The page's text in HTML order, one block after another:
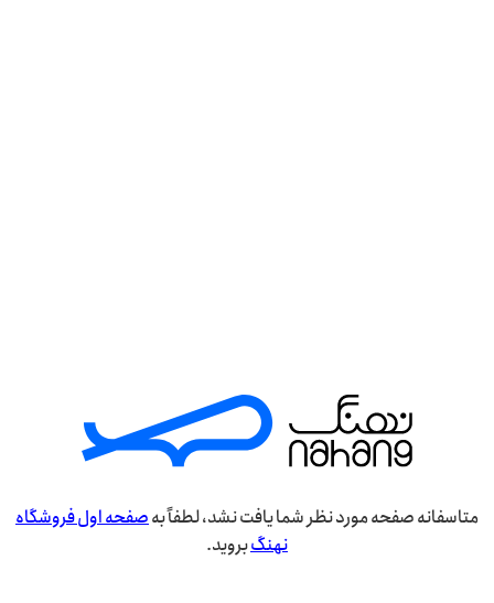
متاسفانه صفحه مورد نظر شما یافت نشد، لطفاً بهصفحه اول فروشگاه
نهنگبروید.